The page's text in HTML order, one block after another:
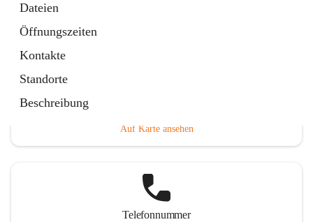
Dateien
Öffnungszeiten
Kontakte
Standorte
Beschreibung
Auf Karte ansehen
Telefonnummer